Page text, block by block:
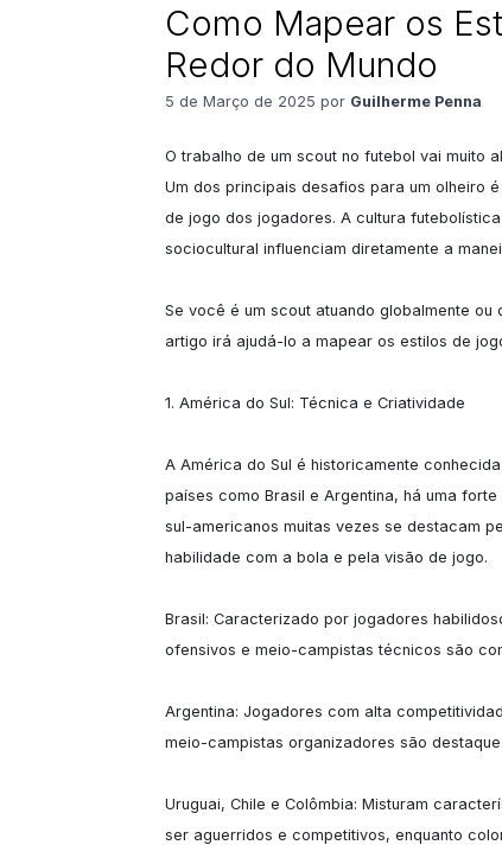
Como Mapear os
Redor do Mundo
5 de Março de 2025 por Guilherme Penna
O trabalho de um scout no futebol vai muito
Um dos principais desafios para um olheiro
de jogo dos jogadores. A cultura
sociocultural influenciam diretamente a
Se você é um scout atuando globalmente
artigo irá ajudá-lo a mapear os estilos de
1. América do Sul: Técnica e Criatividade
A América do Sul é historicamente
países como Brasil e Argentina, há uma
sul-americanos muitas vezes se destacam
habilidade com a bola e pela visão de jogo.
Brasil: Caracterizado por jogadores
ofensivos e meio-campistas técnicos são
Argentina: Jogadores com alta
meio-campistas organizadores são destaque.
Uruguai, Chile e Colômbia: Misturam
ser aguerridos e competitivos, enquanto